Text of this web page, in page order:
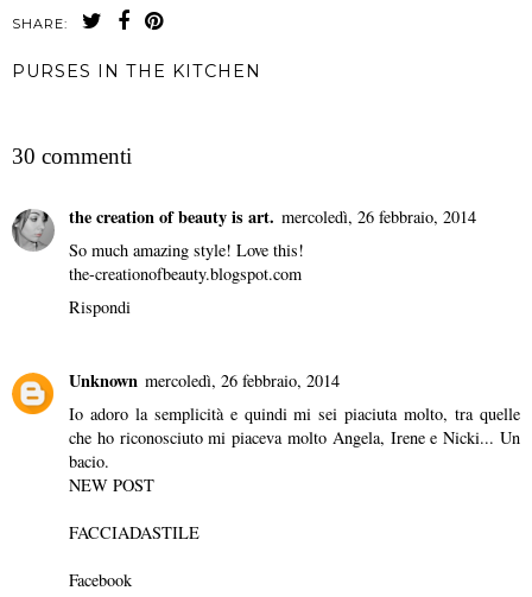
SHARE:
PURSES IN THE KITCHEN
30 commenti
the creation of beauty is art. mercoledì, 26 febbraio, 2014
So much amazing style! Love this!
the-creationofbeauty.blogspot.com
Rispondi
Unknown mercoledì, 26 febbraio, 2014
Io adoro la semplicità e quindi mi sei piaciuta molto, tra quelle
che ho riconosciuto mi piaceva molto Angela, Irene e Nicki... Un
bacio.
NEW POST
FACCIADASTILE
Facebook